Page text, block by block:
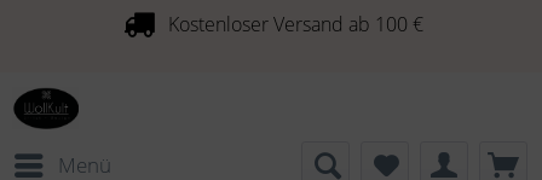
Kostenloser Versand ab 100 €
Menü